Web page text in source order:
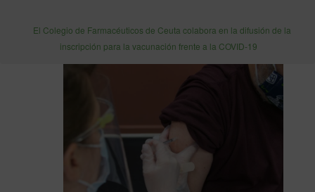
El Colegio de Farmacéuticos de Ceuta colabora en la difusión de la
inscripción para la vacunación frente a la COVID-19